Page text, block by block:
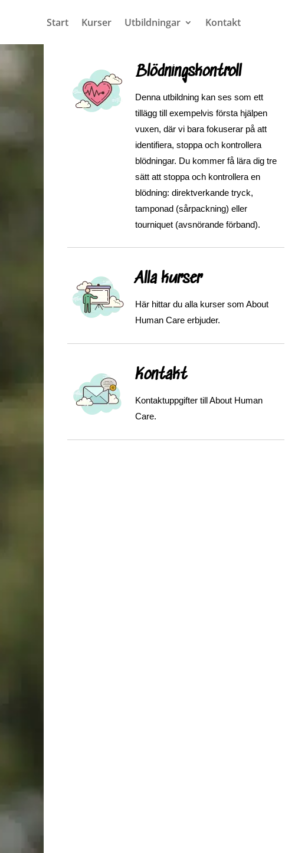
Start Kurser Utbildningar Kontakt
Blödningskontroll
Denna utbildning kan ses som ett
tillägg till exempelvis första hjälpen
vuxen, där vi bara fokuserar på att
identifiera, stoppa och kontrollera
blödningar. Du kommer få lära dig tre
sätt att stoppa och kontrollera en
blödning: direktverkande tryck,
tamponad (sårpackning) eller
tourniquet (avsnörande förband).
Alla kurser
Här hittar du alla kurser som About
Human Care erbjuder.
Kontakt
Kontaktuppgifter till About Human
Care.